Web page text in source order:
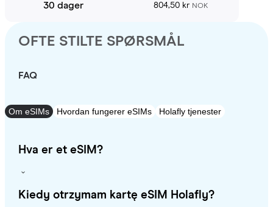
30 dager 804,50 kr NOK
OFTE STILTE SPØRSMÅL
FAQ
Om eSIMs Hvordan fungerer eSIMs Holafly tjenester
Hva er et eSIM?
Kiedy otrzymam kartę eSIM Holafly?